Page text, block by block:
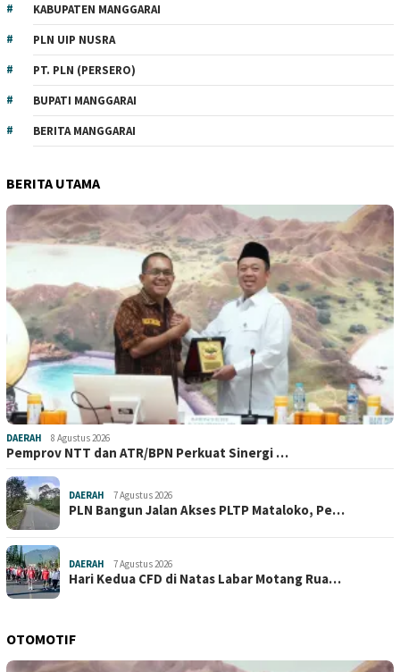
KABUPATEN MANGGARAI
PLN UIP NUSRA
PT. PLN (PERSERO)
BUPATI MANGGARAI
BERITA MANGGARAI
BERITA UTAMA
DAERAH 8 Agustus 2026
Pemprov NTT dan ATR/BPN Perkuat Sinergi …
DAERAH 7 Agustus 2026
PLN Bangun Jalan Akses PLTP Mataloko, Pe…
DAERAH 7 Agustus 2026
Hari Kedua CFD di Natas Labar Motang Rua…
OTOMOTIF